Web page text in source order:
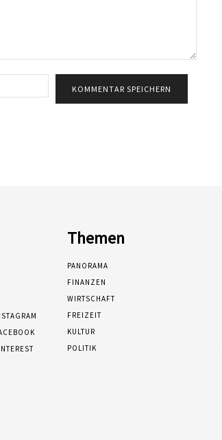
Mail:*
Themen
PANORAMA
FINANZEN
WIRTSCHAFT
FREIZEIT
KULTUR
POLITIK